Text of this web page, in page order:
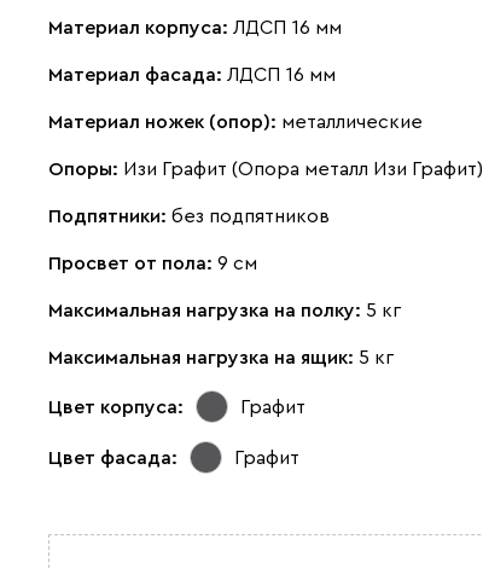
Материал корпуса: ЛДСП 16 мм
Материал фасада: ЛДСП 16 мм
Материал ножек (опор): металлические
Опоры: Изи Графит (Опора металл Изи Графит)
Подпятники: без подпятников
Просвет от пола: 9 см
Максимальная нагрузка на полку: 5 кг
Максимальная нагрузка на ящик: 5 кг
Цвет корпуса: Графит
Цвет фасада: Графит